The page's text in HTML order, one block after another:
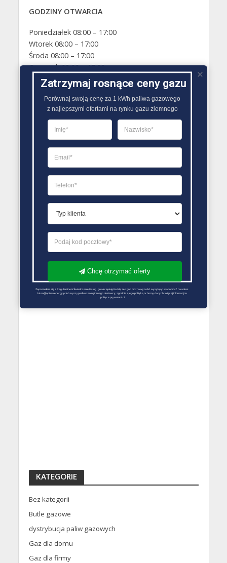
GODZINY OTWARCIA
Poniedziałek 08:00 – 17:00
Wtorek 08:00 – 17:00
Środa 08:00 – 17:00
Czwartek 08:00 – 17:00
Piątek 08:00 – 17:00
Sobota Zamknięte
Niedziela Zamknięte
PORÓWNYWARKA OFERT GAZU
KATEGORIE
Bez kategorii
Butle gazowe
dystrybucja paliw gazowych
Gaz dla domu
Gaz dla firmy
Zatrzymaj rosnące ceny gazu
Porównaj swoją cenę za 1 kWh paliwa gazowego
z najlepszymi ofertami na rynku gazu ziemnego
Chcę otrzymać oferty
Zapoznałem się z Regulaminem Świadczenie Usług i go akceptuję Każdą ze zgód można wycofać wysyłając wiadomość na adres
biuro@optimalenergy.pl lub w przypadku zewnętrznego dostawcy, zgodnie z jego polityką ochrony danych. Więcej informacji w
polityce prywatności